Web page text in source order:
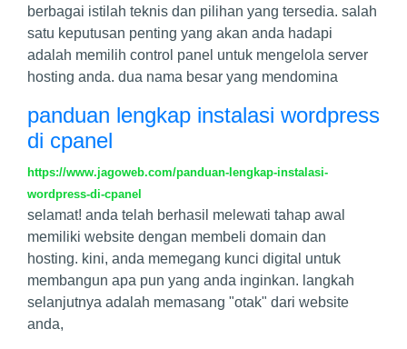
berbagai istilah teknis dan pilihan yang tersedia. salah
satu keputusan penting yang akan anda hadapi
adalah memilih control panel untuk mengelola server
hosting anda. dua nama besar yang mendomina
panduan lengkap instalasi wordpress
di cpanel
https://www.jagoweb.com/panduan-lengkap-instalasi-
wordpress-di-cpanel
selamat! anda telah berhasil melewati tahap awal
memiliki website dengan membeli domain dan
hosting. kini, anda memegang kunci digital untuk
membangun apa pun yang anda inginkan. langkah
selanjutnya adalah memasang "otak" dari website
anda,